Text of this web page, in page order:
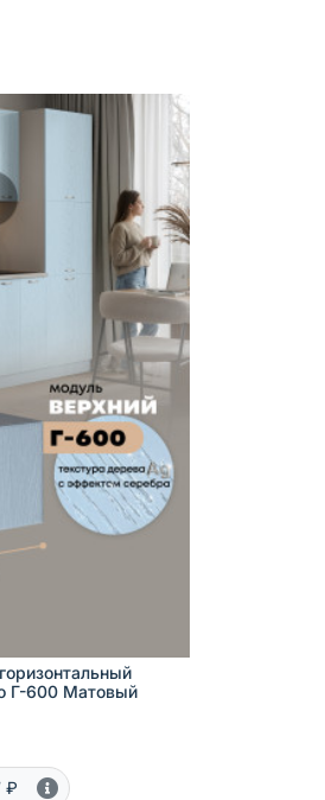
Г-600 Матовый
₽